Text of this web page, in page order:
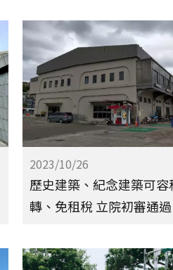
2023/10/26
歷史建築、紀念建築可容
轉、免租稅 立院初審通過